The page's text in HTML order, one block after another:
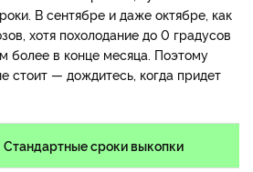
В сентябре и даже октябре, как
хотя похолодание до 0 градусов
более в конце месяца. Поэтому
стоит — дождитесь, когда придет
Стандартные сроки выкопки